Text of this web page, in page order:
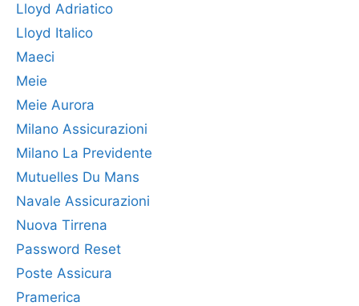
Lloyd Adriatico
Lloyd Italico
Maeci
Meie
Meie Aurora
Milano Assicurazioni
Milano La Previdente
Mutuelles Du Mans
Navale Assicurazioni
Nuova Tirrena
Password Reset
Poste Assicura
Pramerica